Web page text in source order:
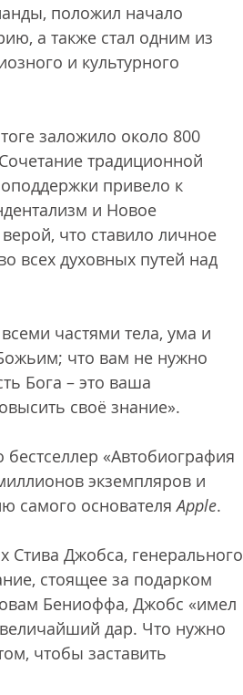
положил начало
а также стал одним из
и культурного
заложило около 800
традиционной
привело к
и Новое
что ставило личное
всех духовных путей над
частями тела, ума и
что вам не нужно
Бога – это ваша
своё знание».
«Автобиография
экземпляров и
самого основателя Apple.
Стива Джобса, генерального
стоящее за подарком
Бениоффа, Джобс «имел
величайший дар. Что нужно
чтобы заставить